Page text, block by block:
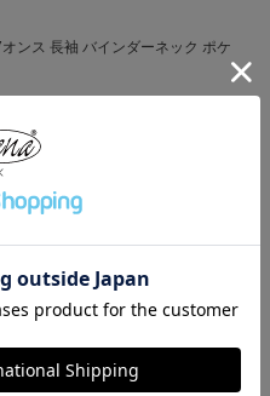
ンス 長袖 バインダーネック ポケ
いる商品